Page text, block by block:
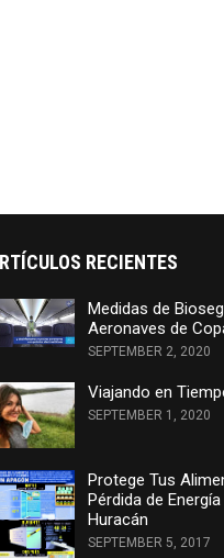
RECIENTES
Medidas de
Aeronaves de
SEPTEMBER 2, 2020
Viajando en
SEPTEMBER 1, 2020
Protege Tus
Pérdida de
Huracán
SEPTEMBER 5, 2017